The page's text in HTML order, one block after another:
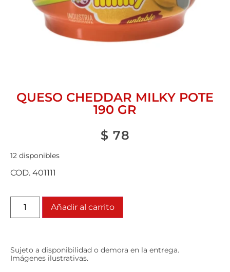
QUESO CHEDDAR MILKY POTE
190 GR
$ 78
12 disponibles
COD. 401111
Añadir al carrito
Sujeto a disponibilidad o demora en la entrega.
Imágenes ilustrativas.